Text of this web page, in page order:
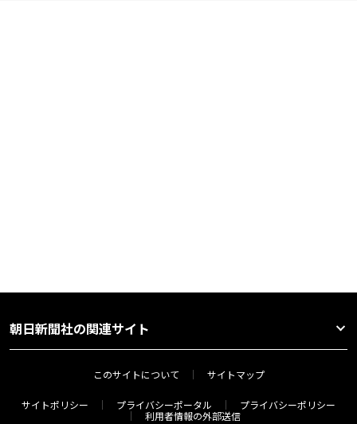
朝日新聞社の関連サイト
このサイトについて サイトマップ
サイトポリシー プライバシーポータル
プライバシーポリシー
利用者情報の外部送信